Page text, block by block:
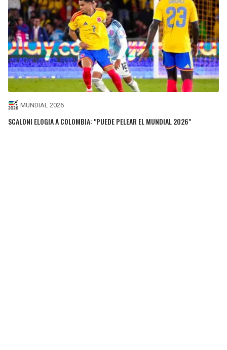
MUNDIAL 2026
SCALONI ELOGIA A COLOMBIA: "PUEDE PELEAR EL MUNDIAL 2026"